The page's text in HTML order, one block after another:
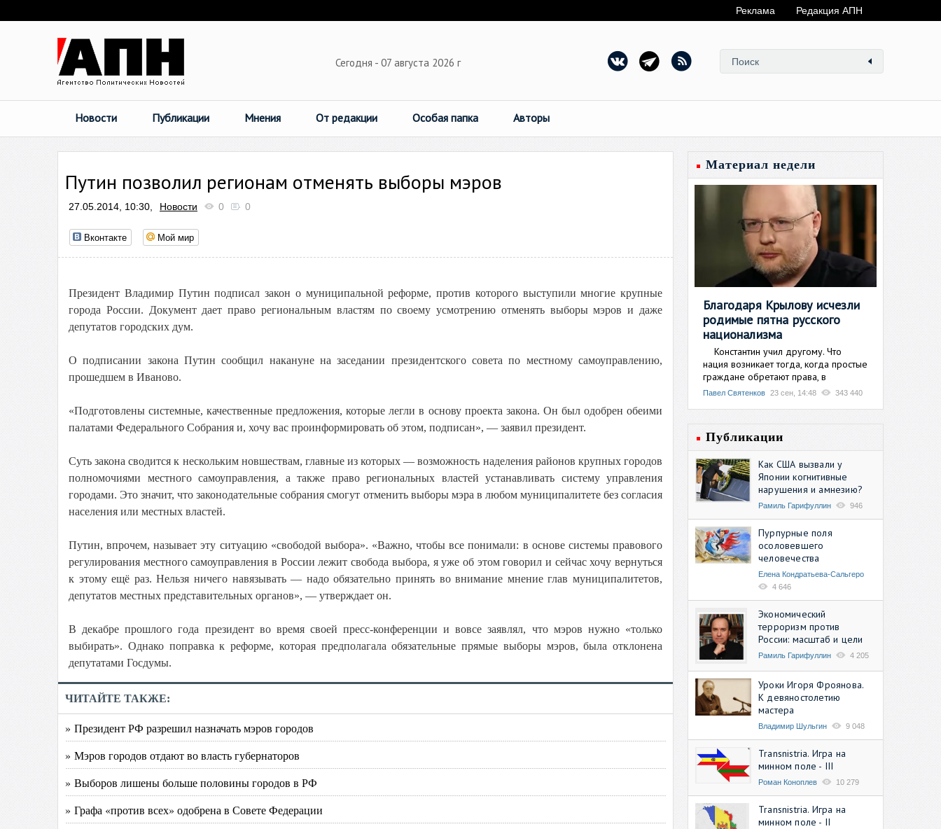
Реклама Редакция АПН
Сегодня - 07 августа 2026 г
Новости Публикации Мнения От редакции Особая папка Авторы
Путин позволил регионам отменять выборы мэров
27.05.2014, 10:30, Новости 0 0
Вконтакте Мой мир
Президент Владимир Путин подписал закон о муниципальной реформе, против которого выступили многие крупные
города России. Документ дает право региональным властям по своему усмотрению отменять выборы мэров и даже
депутатов городских дум.
О подписании закона Путин сообщил накануне на заседании президентского совета по местному самоуправлению,
прошедшем в Иваново.
«Подготовлены системные, качественные предложения, которые легли в основу проекта закона. Он был одобрен обеими
палатами Федерального Собрания и, хочу вас проинформировать об этом, подписан», — заявил президент.
Суть закона сводится к нескольким новшествам, главные из которых — возможность наделения районов крупных городов
полномочиями местного самоуправления, а также право региональных властей устанавливать систему управления
городами. Это значит, что законодательные собрания смогут отменить выборы мэра в любом муниципалитете без согласия
населения или местных властей.
Путин, впрочем, называет эту ситуацию «свободой выбора». «Важно, чтобы все понимали: в основе системы правового
регулирования местного самоуправления в России лежит свобода выбора, я уже об этом говорил и сейчас хочу вернуться
к этому ещё раз. Нельзя ничего навязывать — надо обязательно принять во внимание мнение глав муниципалитетов,
депутатов местных представительных органов», — утверждает он.
В декабре прошлого года президент во время своей пресс-конференции и вовсе заявлял, что мэров нужно «только
выбирать». Однако поправка к реформе, которая предполагала обязательные прямые выборы мэров, была отклонена
депутатами Госдумы.
ЧИТАЙТЕ ТАКЖЕ:
» Президент РФ разрешил назначать мэров городов
» Мэров городов отдают во власть губернаторов
» Выборов лишены больше половины городов в РФ
» Графа «против всех» одобрена в Совете Федерации
Материал недели
Благодаря Крылову исчезли
родимые пятна русского
национализма
Константин учил другому. Что
нация возникает тогда, когда простые
граждане обретают права, в
Павел Святенков 23 сен, 14:48 343 440
Публикации
Как США вызвали у
Японии когнитивные
нарушения и амнезию?
Рамиль Гарифуллин 946
Пурпурные поля
осоловевшего
человечества
Елена Кондратьева-Сальгеро
4 646
Экономический
терроризм против
России: масштаб и цели
Рамиль Гарифуллин 4 205
Уроки Игоря Фроянова.
К девяностолетию
мастера
Владимир Шульгин 9 048
Transnistria. Игра на
минном поле - III
Роман Коноплев 10 279
Transnistria. Игра на
минном поле - II